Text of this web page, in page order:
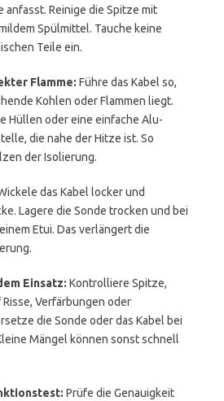
anfasst. Reinige die Spitze mit
Spülmittel. Tauche keine
Teile ein.
Flamme: Führe das Kabel so,
Kohlen oder Flammen liegt.
Hüllen oder eine einfache Alu-
die nahe der Hitze ist. So
der Isolierung.
das Kabel locker und
Lagere die Sonde trocken und bei
Etui. Das verlängert die
Einsatz: Kontrolliere Spitze,
Verfärbungen oder
die Sonde oder das Kabel bei
Mängel können sonst schnell
Prüfe die Genauigkeit